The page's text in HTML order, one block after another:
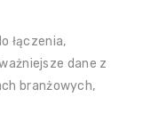
łączenia,
dane z
branżowych,